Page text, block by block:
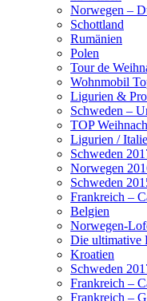
Norwegen –
Schottland
Rumänien
Polen
Tour de
Wohnmobil
Ligurien &
Schweden –
TOP
Ligurien /
Schweden
Norwegen
Schweden
Frankreich –
Belgien
Norwegen-
Die ultimative
Kroatien
Schweden
Frankreich –
Frankreich –